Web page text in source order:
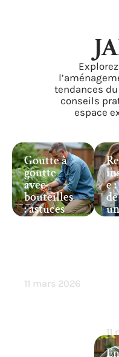
tendances
conseils
espace
Goutte à
goutte
avec
bouteilles
: astuces
pratiques
11 mars 2026
e
11